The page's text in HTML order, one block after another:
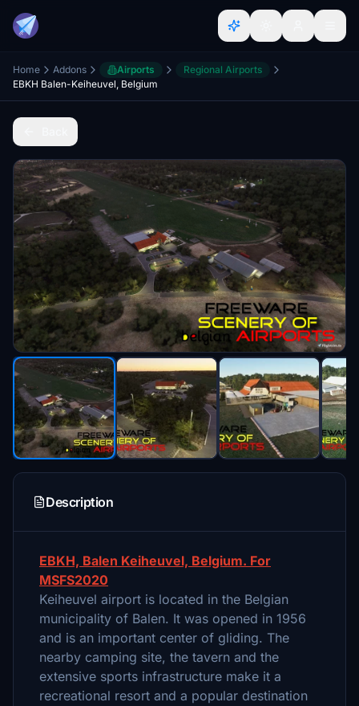
Home Addons Airports
Regional Airports
EBKH Balen-Keiheuvel, Belgium
Description
EBKH, Balen Keiheuvel, Belgium. For
MSFS2020
Keiheuvel airport is located in the Belgian
municipality of Balen. It was opened in 1956
and is an important center of gliding. The
nearby camping site, the tavern and the
extensive sports infrastructure make it a
recreational resort and a popular destination